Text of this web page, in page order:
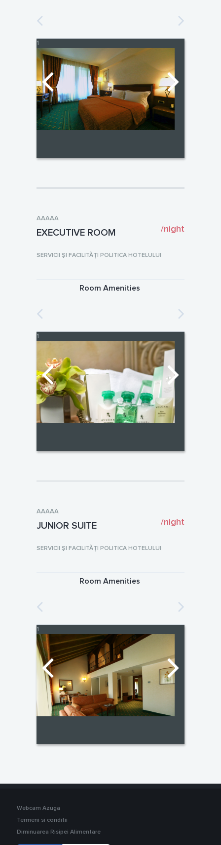
1
AAAAA
EXECUTIVE ROOM /night
SERVICII ŞI FACILITĂŢI POLITICA HOTELULUI
Room Amenities
1
AAAAA
JUNIOR SUITE /night
SERVICII ŞI FACILITĂŢI POLITICA HOTELULUI
Room Amenities
1
Webcam Azuga
Termeni si conditii
Diminuarea Risipei Alimentare